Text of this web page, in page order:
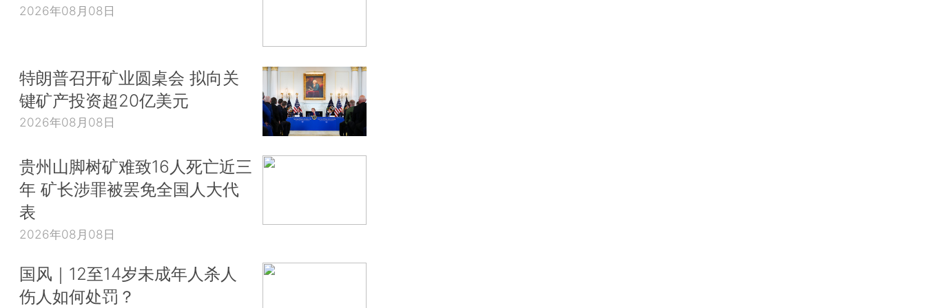
2026年08月08日
特朗普召开矿业圆桌会 拟向关
键矿产投资超20亿美元
2026年08月08日
贵州山脚树矿难致16人死亡近三
年 矿长涉罪被罢免全国人大代
表
2026年08月08日
国风｜12至14岁未成年人杀人
伤人如何处罚？